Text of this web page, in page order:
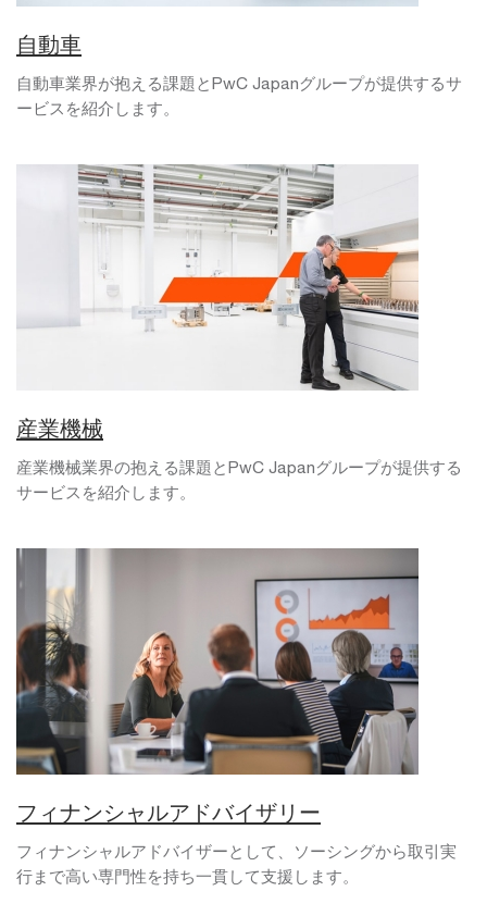
自動車
自動車業界が抱える課題とPwC Japanグループが提供するサ
ービスを紹介します。
産業機械
産業機械業界の抱える課題とPwC Japanグループが提供する
サービスを紹介します。
フィナンシャルアドバイザリー
フィナンシャルアドバイザーとして、ソーシングから取引実
行まで高い専門性を持ち一貫して支援します。